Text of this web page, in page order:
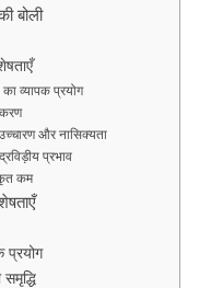
बोली
का व्यापक प्रयोग
और नासिक्यता
प्रभाव
कम
प्रयोग